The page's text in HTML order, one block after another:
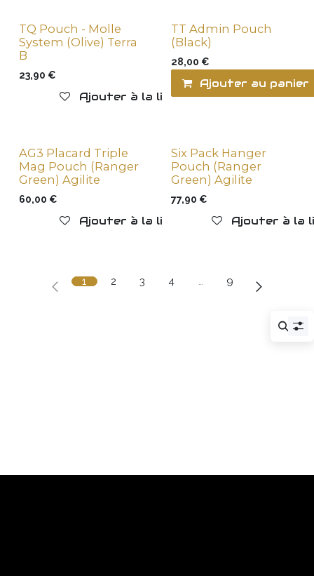
TQ Pouch - Molle
System (Olive) Terra
B
23,90 €
Ajouter à la liste de souhaits
TT Admin Pouch
(Black)
28,00 €
Ajouter au panier
AG3 Placard Triple
Mag Pouch (Ranger
Green) Agilite
60,00 €
Ajouter à la liste de souhaits
Six Pack Hanger
Pouch (Ranger
Green) Agilite
77,90 €
Ajouter à la
1 2 3 4 … 9